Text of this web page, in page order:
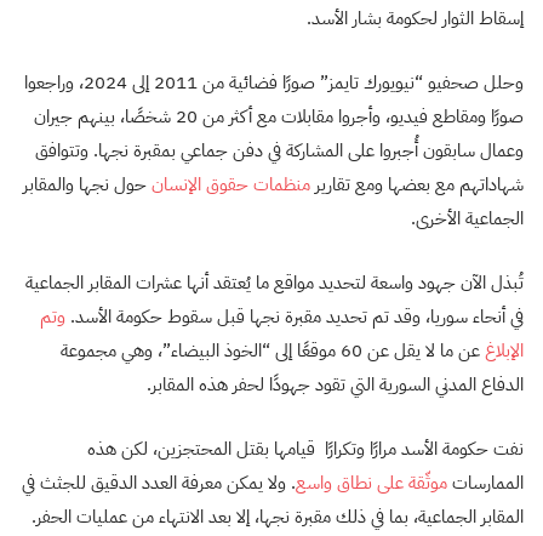
إسقاط الثوار لحكومة بشار الأسد.
وحلل صحفيو “نيويورك تايمز” صورًا فضائية من 2011 إلى 2024، وراجعوا
صورًا ومقاطع فيديو، وأجروا مقابلات مع أكثر من 20 شخصًا، بينهم جيران
وعمال سابقون أُجبروا على المشاركة في دفن جماعي بمقبرة نجها. وتتوافق
شهاداتهم مع بعضها ومع تقارير منظمات حقوق الإنسانحول نجها والمقابر
الجماعية الأخرى.
تُبذل الآن جهود واسعة لتحديد مواقع ما يُعتقد أنها عشرات المقابر الجماعية
في أنحاء سوريا، وقد تم تحديد مقبرة نجها قبل سقوط حكومة الأسد. وتم
الإبلاغ
عن ما لا يقل عن 60 موقعًا إلى “الخوذ البيضاء”، وهي مجموعة
الدفاع المدني السورية التي تقود جهودًا لحفر هذه المقابر.
نفت حكومة الأسد مرارًا وتكرارًا قيامها بقتل المحتجزين، لكن هذه
الممارساتموثّقة على نطاق واسع. ولا يمكن معرفة العدد الدقيق للجثث في
المقابر الجماعية، بما في ذلك مقبرة نجها، إلا بعد الانتهاء من عمليات الحفر.